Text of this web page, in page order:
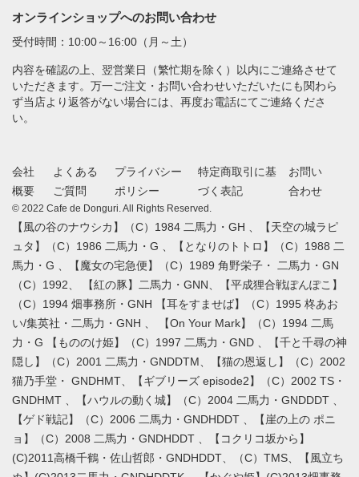
オンラインショップへのお問い合わせ
受付時間：10:00～16:00（月～土）
内容を確認の上、翌営業日（繁忙期を除く）以内にご連絡させて
いただきます。万一ご注文・お問い合わせいただいたにも関わら
ず当店より返答がない場合には、再度お電話にてご連絡くださ
い。
会社
概要
よくある
ご質問
プライバシー
ポリシー
特定商取引に基
づく表記
お問い
合わせ
© 2022 Cafe de Donguri. All Rights Reserved.
【風の谷のナウシカ】（C）1984 二馬力・GH 、【天空の城ラピ
ュタ】（C）1986 二馬力・G 、【となりのトトロ】（C）1988 二
馬力・G 、【魔女の宅急便】（C）1989 角野栄子・ 二馬力・GN
（C）1992、 【紅の豚】二馬力・GNN、【平成狸合戦ぽんぽこ】
（C）1994 畑事務所・GNH 【耳をすませば】（C）1995 柊あお
い/集英社・二馬力・GNH 、 【On Your Mark】（C）1994 二馬
力・G 【もののけ姫】（C）1997 二馬力・GND 、【千と千尋の神
隠し】（C）2001 二馬力・GNDDTM、【猫の恩返し】（C）2002
猫乃手堂・ GNDHMT、【ギブリーズ episode2】（C）2002 TS・
GNDHMT 、【ハウルの動く城】（C）2004 二馬力・GNDDDT 、
【ゲド戦記】（C）2006 二馬力・GNDHDDT 、【崖の上の ポニ
ョ】（C）2008 二馬力・GNDHDDT 、【コクリコ坂から】
(C)2011高橋千鶴・佐山哲郎・GNDHDDT、（C）TMS、【風立ち